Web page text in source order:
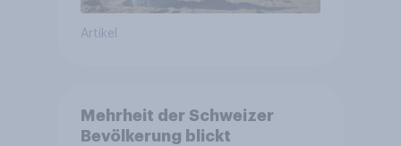
Artikel
Mehrheit der Schweizer
Bevölkerung blickt